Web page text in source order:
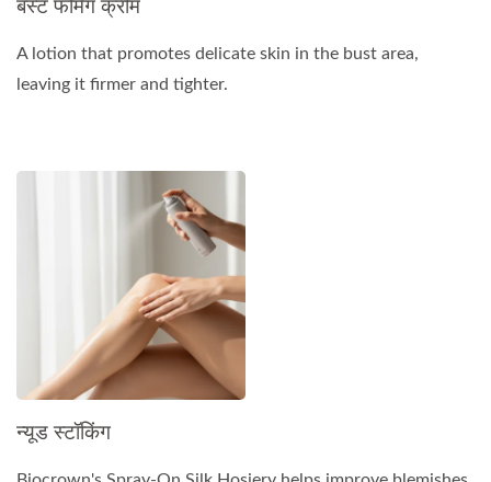
A lotion that promotes delicate skin in the bust area,
leaving it firmer and tighter.
न्यूड स्टॉकिंग